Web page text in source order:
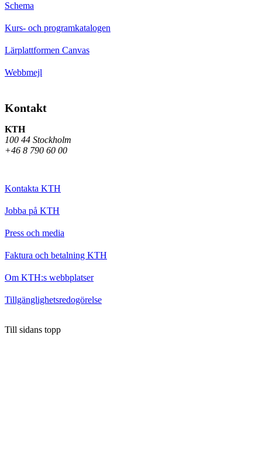
Schema
Kurs- och programkatalogen
Lärplattformen Canvas
Webbmejl
Kontakt
KTH
100 44 Stockholm
+46 8 790 60 00
Kontakta KTH
Jobba på KTH
Press och media
Faktura och betalning KTH
Om KTH:s webbplatser
Tillgänglighetsredogörelse
Till sidans topp